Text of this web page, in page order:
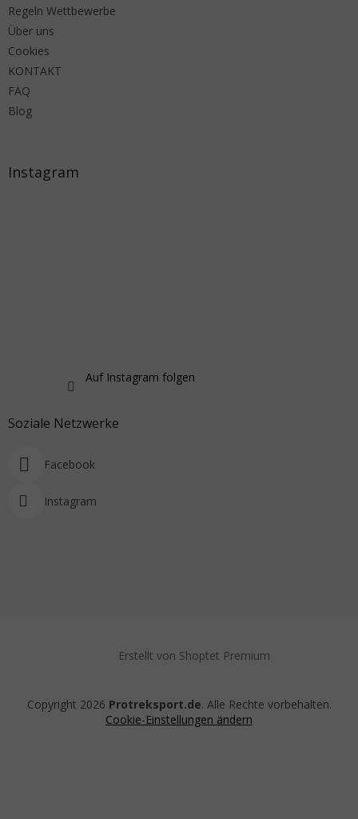
Regeln Wettbewerbe
Über uns
Cookies
KONTAKT
FAQ
Blog
Instagram
Auf Instagram folgen
Soziale Netzwerke
Facebook
Instagram
Erstellt von Shoptet Premium
Copyright 2026 Protreksport.de. Alle Rechte vorbehalten.
Cookie-Einstellungen ändern